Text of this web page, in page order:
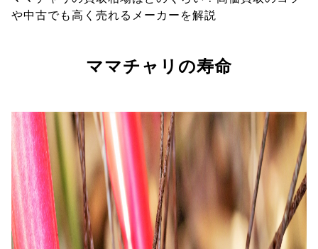
や中古でも高く売れるメーカーを解説
ママチャリの寿命